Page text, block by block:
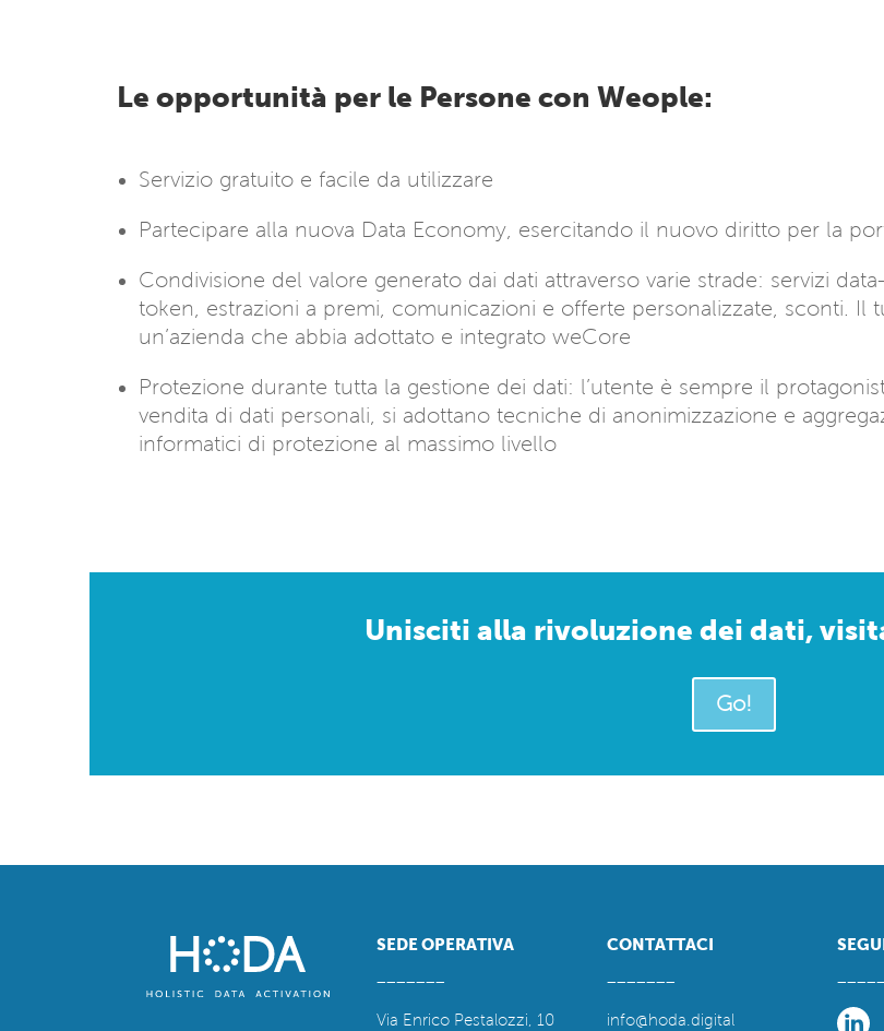
Le opportunità per le Persone con Weople:
Servizio gratuito e facile da utilizzare
Partecipare alla nuova Data Economy, esercitando il nuovo diritto per la
Condivisione del valore generato dai dati attraverso varie strade: servizi
token, estrazioni a premi, comunicazioni e offerte personalizzate, sconti. Il
un’azienda che abbia adottato e integrato weCore
Protezione durante tutta la gestione dei dati: l’utente è sempre il
vendita di dati personali, si adottano tecniche di anonimizzazione e
informatici di protezione al massimo livello
Unisciti alla rivoluzione dei dati,
Go!
SEDE OPERATIVA
Via Enrico Pestalozzi, 10
CONTATTACI
info@hoda.digital